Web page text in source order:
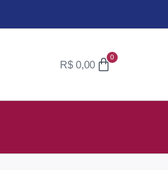
R$0,00
0